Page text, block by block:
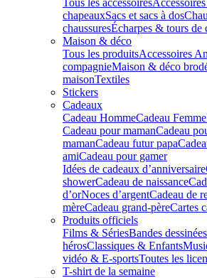
Tous les accessoires
chapeauxSacs et sacs à dos
chaussuresÉcharpes & tours de
Maison & déco
Tous les produitsAccessoires
compagnieMaison & déco
maisonTextiles
Stickers
Cadeaux
Cadeau HommeCadeau Femme
Cadeau pour mamanCadeau
mamanCadeau futur papa
amiCadeau pour gamer
Idées de cadeaux d’anniversaire
showerCadeau de naissance
d’orNoces d’argentCadeau de
mèreCadeau grand-pèreCartes
Produits officiels
Films & SériesBandes
hérosClassiques & Enfants
vidéo & E-sportsToutes les
T-shirt de la semaine